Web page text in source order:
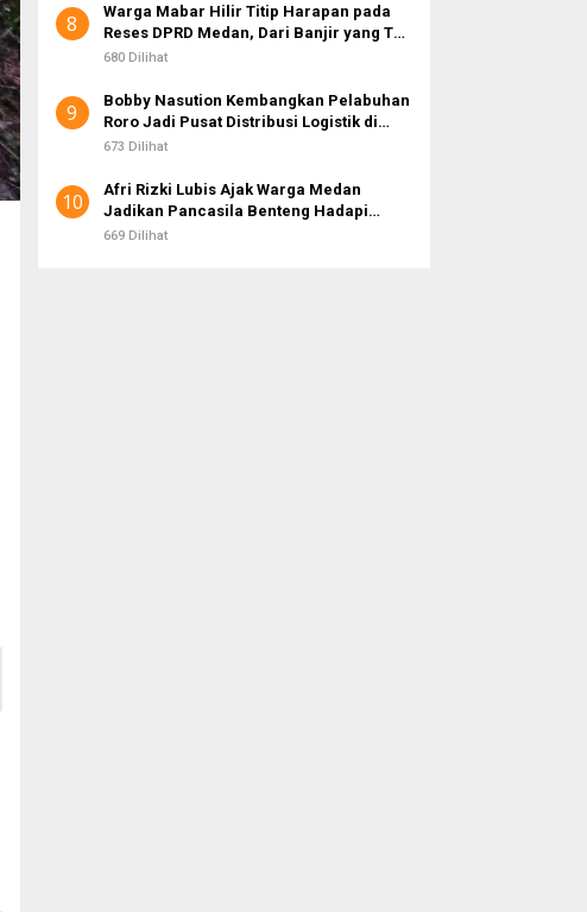
8
Warga Mabar Hilir Titip Harapan pada
Reses DPRD Medan, Dari Banjir yang Tak
Kunjung Surut hingga Layanan IKD
680 Dilihat
9
Bobby Nasution Kembangkan Pelabuhan
Roro Jadi Pusat Distribusi Logistik di
Kepulauan Nias
673 Dilihat
10
Afri Rizki Lubis Ajak Warga Medan
Jadikan Pancasila Benteng Hadapi
Hoaks dan Perpecahan di Era Digital
669 Dilihat